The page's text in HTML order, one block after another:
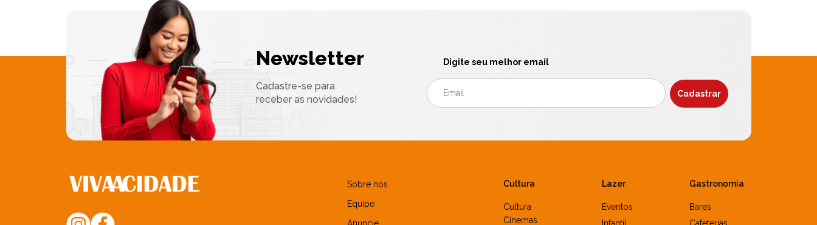
Newsletter
Cadastre-se para
receber as novidades!
Digite seu melhor email
Sobre nós
Equipe
Cultura
Cultura
Cinemas
Lazer
Eventos
Gastronomia
Bares